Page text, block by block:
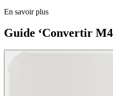
En savoir plus
Guide ‘Convertir